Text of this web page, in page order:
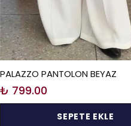
PALAZZO PANTOLON BEYAZ
₺ 799.00
SEPETE EKLE